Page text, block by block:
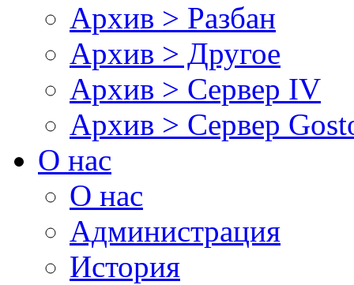
Архив > Разбан
Архив > Другое
Архив > Сервер IV
Архив > Сервер
О нас
О нас
Администрация
История